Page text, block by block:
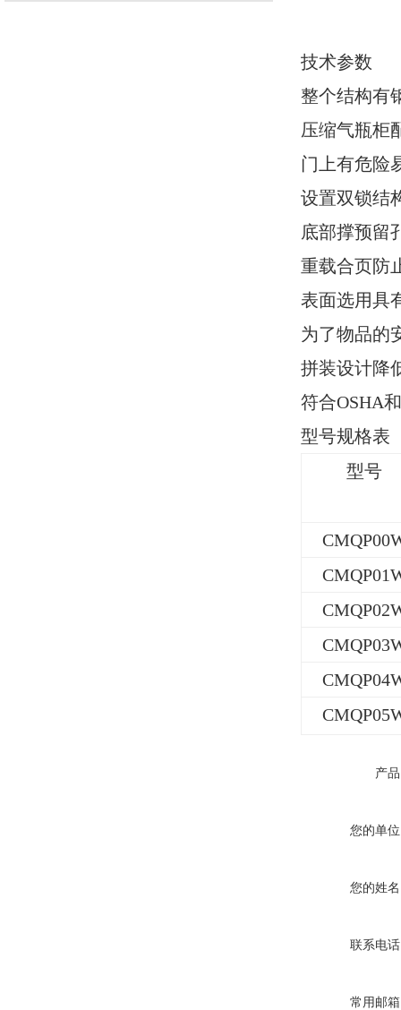
技术参数
整个结构有
压缩气瓶柜
门上有危险
设置双锁结
底部撑预留
重载合页防
表面选用具
为了物品的
拼装设计降
符合OSHA
型号规格表
型号
产
您的单
您的姓
联系电
常用邮